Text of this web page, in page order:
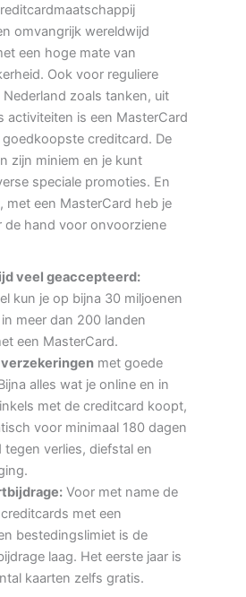
omvangrijk wereldwijd
een hoge mate van
Ook voor reguliere
zoals tanken, uit
activiteiten is een MasterCard
creditcard. De
zijn miniem en je kunt
speciale promoties. En
met een MasterCard heb je
de hand voor onvoorziene
veel geaccepteerd:
kun je op bijna 30 miljoenen
meer dan 200 landen
een MasterCard.
met goede
alles wat je online en in
met de creditcard koopt,
voor minimaal 180 dagen
tegen verlies, diefstal en
Voor met name de
met een
bestedingslimiet is de
laag. Het eerste jaar is
kaarten zelfs gratis.